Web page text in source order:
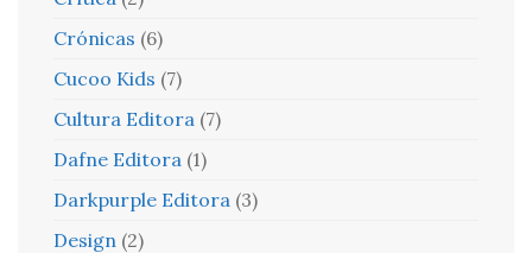
Crónicas (6)
Cucoo Kids (7)
Cultura Editora (7)
Dafne Editora (1)
Darkpurple Editora (3)
Design (2)